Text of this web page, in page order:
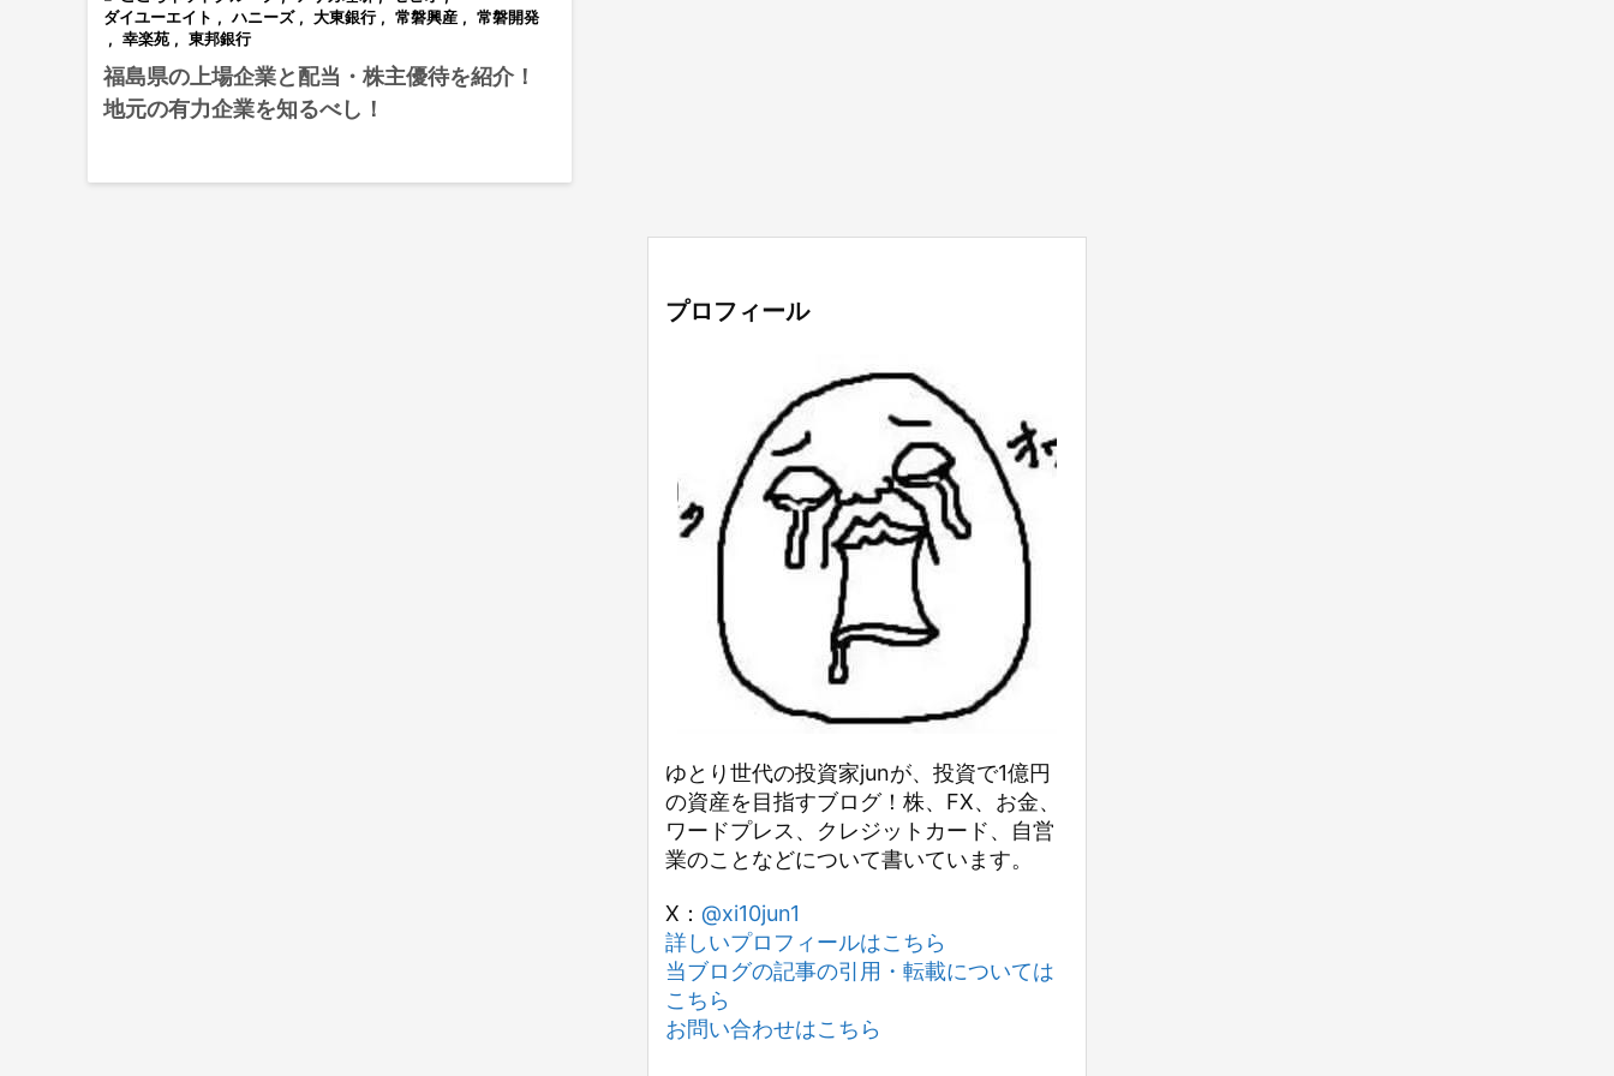
ダイユーエイト , ハニーズ , 大東銀行 , 常磐興産 , 常磐開発
, 幸楽苑 , 東邦銀行
福島県の上場企業と配当・株主優待を紹介！
地元の有力企業を知るべし！
プロフィール
ゆとり世代の投資家junが、投資で1億円
の資産を目指すブログ！株、FX、お金、
ワードプレス、クレジットカード、自営
業のことなどについて書いています。
X： @xi10jun1
詳しいプロフィールはこちら
当ブログの記事の引用・転載については
こちら
お問い合わせはこちら